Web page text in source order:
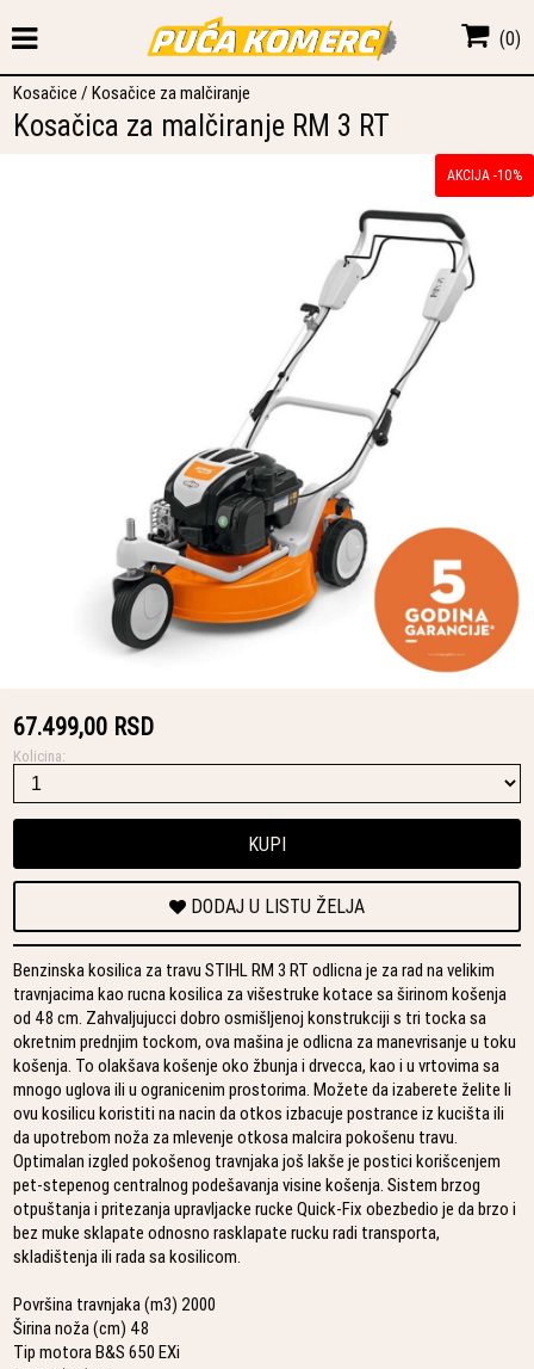
(0)
Kosačice /Kosačice za malčiranje
Kosačica za malčiranje RM 3 RT
AKCIJA -10%
67.499,00 RSD
Kolicina:
KUPI
DODAJ U LISTU ŽELJA
Benzinska kosilica za travu STIHL RM 3 RT odlicna je za rad na velikim
travnjacima kao rucna kosilica za višestruke kotace sa širinom košenja
od 48 cm. Zahvaljujucci dobro osmišljenoj konstrukciji s tri tocka sa
okretnim prednjim tockom, ova mašina je odlicna za manevrisanje u toku
košenja. To olakšava košenje oko žbunja i drvecca, kao i u vrtovima sa
mnogo uglova ili u ogranicenim prostorima. Možete da izaberete želite li
ovu kosilicu koristiti na nacin da otkos izbacuje postrance iz kucišta ili
da upotrebom noža za mlevenje otkosa malcira pokošenu travu.
Optimalan izgled pokošenog travnjaka još lakše je postici korišcenjem
pet-stepenog centralnog podešavanja visine košenja. Sistem brzog
otpuštanja i pritezanja upravljacke rucke Quick-Fix obezbedio je da brzo i
bez muke sklapate odnosno rasklapate rucku radi transporta,
skladištenja ili rada sa kosilicom.
Površina travnjaka (m3) 2000
Širina noža (cm) 48
Tip motora B&S 650 EXi